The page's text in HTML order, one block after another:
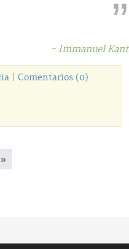
- Immanuel Kant
Comentarios (0)